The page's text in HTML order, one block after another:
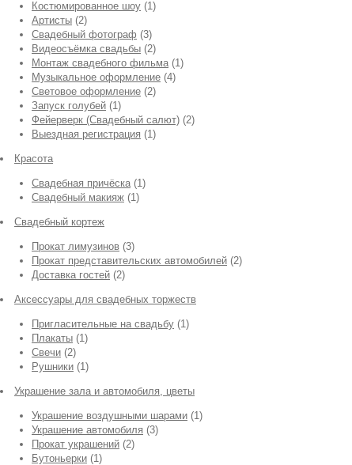
Костюмированное шоу (1)
Артисты (2)
Свадебный фотограф (3)
Видеосъёмка свадьбы (2)
Монтаж свадебного фильма(1)
Музыкальное оформление (4)
Световое оформление (2)
Запуск голубей (1)
Фейерверк (Свадебный салют) (2)
Выездная регистрация (1)
Красота
Свадебная причёска(1)
Свадебный макияж (1)
Свадебный кортеж
Прокат лимузинов (3)
Прокат представительских автомобилей (2)
Доставка гостей (2)
Аксессуары для свадебных торжеств
Пригласительные на свадьбу (1)
Плакаты (1)
Свечи (2)
Рушники (1)
Украшение зала и автомобиля, цветы
Украшение воздушными шарами (1)
Украшение автомобиля (3)
Прокат украшений (2)
Бутоньерки (1)